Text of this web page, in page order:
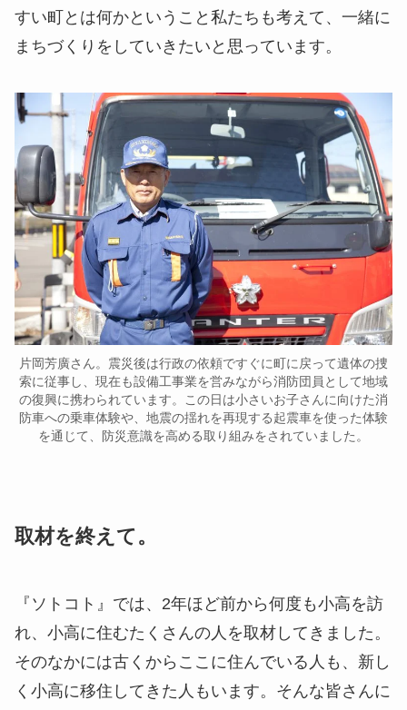
すい町とは何かということ私たちも考えて、一緒に
まちづくりをしていきたいと思っています。
片岡芳廣さん。震災後は行政の依頼ですぐに町に戻って遺体の捜
索に従事し、現在も設備工事業を営みながら消防団員として地域
の復興に携わられています。この日は小さいお子さんに向けた消
防車への乗車体験や、地震の揺れを再現する起震車を使った体験
を通じて、防災意識を高める取り組みをされていました。
取材を終えて。
『ソトコト』では、2年ほど前から何度も小高を訪
れ、小高に住むたくさんの人を取材してきました。
そのなかには古くからここに住んでいる人も、新し
く小高に移住してきた人もいます。そんな皆さんに